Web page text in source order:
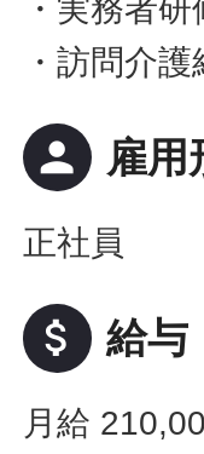
・実務者
・訪問介
person 雇用
正社員
attach_money 給与
月給